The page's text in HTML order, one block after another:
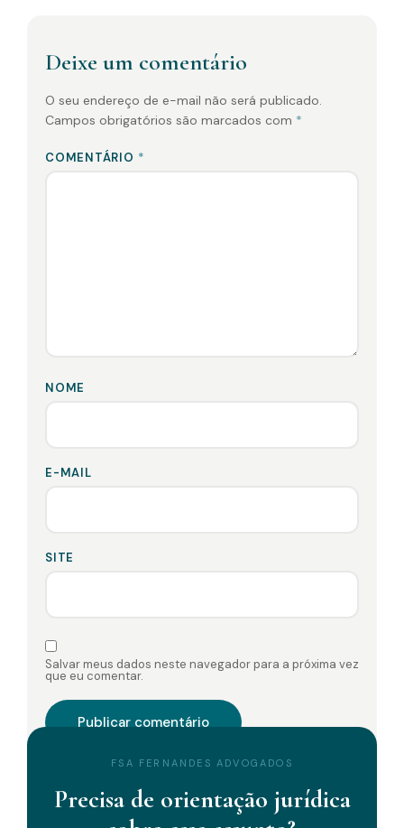
Deixe um comentário
O seu endereço de e-mail não será publicado.
Campos obrigatórios são marcados com *
COMENTÁRIO *
NOME
E-MAIL
SITE
Salvar meus dados neste navegador para a próxima vez
que eu comentar.
FSA FERNANDES ADVOGADOS
Precisa de orientação jurídica